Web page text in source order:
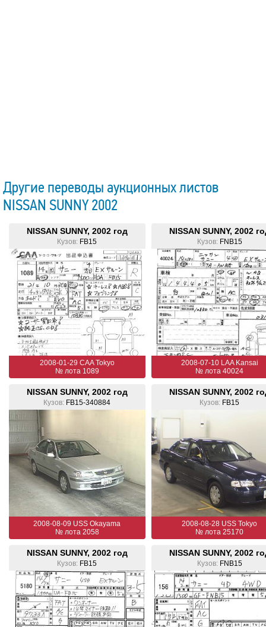
Другие переводы аукционных листов
NISSAN SUNNY 2002
NISSAN SUNNY, 2002 год
Кузов: FB15
2008-01-29 CAA Tokyo
№ лота 1089
NISSAN SUNNY, 2002
Кузов: FNB15
2008-07-10 LAA Kansai
№ лота 40024
NISSAN SUNNY, 2002 год
Кузов: FB15-340884
2008-08-09 USS Okayama
№ лота 2058
NISSAN SUNNY, 2002
Кузов: FB15
2008-08-28 USS Tokyo
№ лота 25170
NISSAN SUNNY, 2002 год
Кузов: FB15
NISSAN SUNNY, 2002
Кузов: FNB15